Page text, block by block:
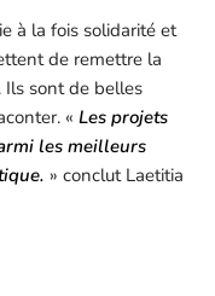
à la fois solidarité et
de remettre la
Ils sont de belles
« Les projets
les meilleurs
» conclut Laetitia